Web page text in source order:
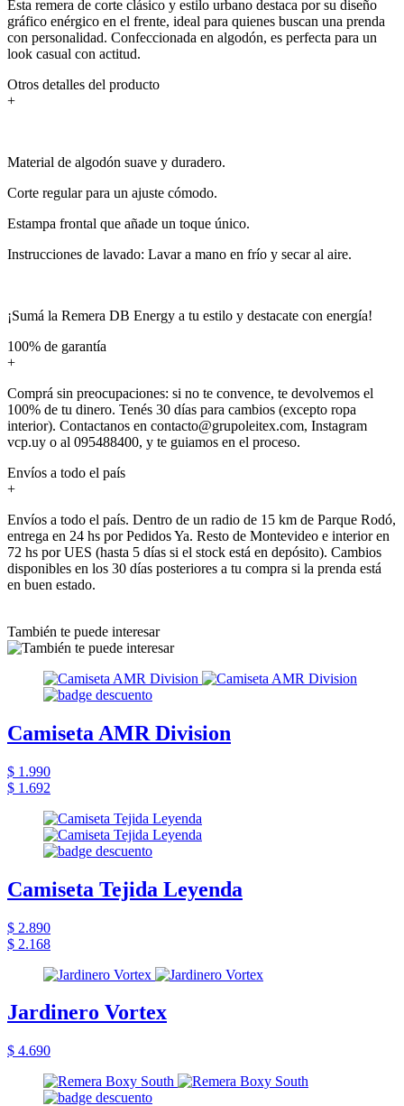
Esta remera de corte clásico y estilo urbano destaca por su diseño
gráfico enérgico en el frente, ideal para quienes buscan una prenda
con personalidad. Confeccionada en algodón, es perfecta para un
look casual con actitud.
Otros detalles del producto
+
Material de algodón suave y duradero.
Corte regular para un ajuste cómodo.
Estampa frontal que añade un toque único.
Instrucciones de lavado: Lavar a mano en frío y secar al aire.
¡Sumá la Remera DB Energy a tu estilo y destacate con energía!
100% de garantía
+
Comprá sin preocupaciones: si no te convence, te devolvemos el
100% de tu dinero. Tenés 30 días para cambios (excepto ropa
interior). Contactanos en contacto@grupoleitex.com, Instagram
vcp.uy o al 095488400, y te guiamos en el proceso.
Envíos a todo el país
+
Envíos a todo el país. Dentro de un radio de 15 km de Parque Rodó,
entrega en 24 hs por Pedidos Ya. Resto de Montevideo e interior en
72 hs por UES (hasta 5 días si el stock está en depósito). Cambios
disponibles en los 30 días posteriores a tu compra si la prenda está
en buen estado.
También te puede interesar
Camiseta AMR Division
$ 1.990
$ 1.692
Camiseta Tejida Leyenda
$ 2.890
$ 2.168
Jardinero Vortex
$ 4.690